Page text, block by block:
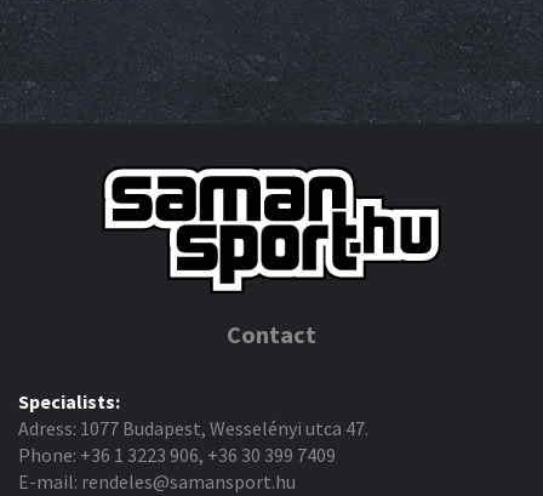
Contact
Specialists:
Adress: 1077 Budapest, Wesselényi utca 47.
Phone: +36 1 3223 906, +36 30 399 7409
E-mail: rendeles@samansport.hu